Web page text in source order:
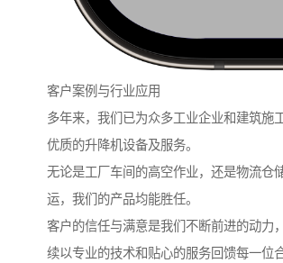
客户案例与行业应用
多年来，我们已为众多工业企业和建筑施
优质的升降机设备及服务。
无论是工厂车间的高空作业，还是物流仓
运，我们的产品均能胜任。
客户的信任与满意是我们不断前进的动力
续以专业的技术和贴心的服务回馈每一位